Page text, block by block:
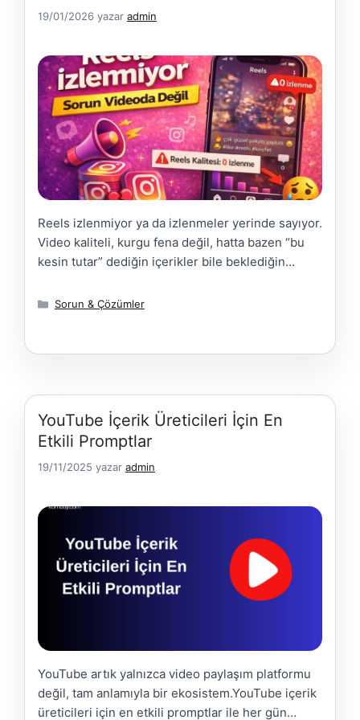
19/01/2026 yazar admin
Reels izlenmiyor ya da izlenmeler yerinde sayıyor.
Video kaliteli, kurgu fena değil, hatta bazen “bu
kesin tutar” dediğin içerikler bile beklediğin
Sorun, videonun altına yazdığın metin. Instagram
videonun ne anlattığını ve izleyicinin neden durup
Kategoriler
Sorun & Çözümler
YouTube İçerik Üreticileri İçin En
Etkili Promptlar
19/11/2025 yazar admin
YouTube artık yalnızca video paylaşım platformu
değil, tam anlamıyla bir ekosistem.YouTube içerik
üreticileri için en etkili promptlar ile her gün